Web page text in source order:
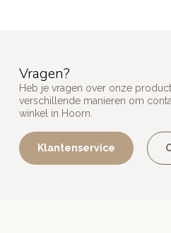
Vragen?
Heb je vragen over onze
verschillende manieren om
winkel in Hoorn.
Klantenservice